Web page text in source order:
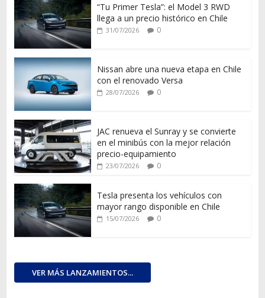
“Tu Primer Tesla”: el Model 3 RWD
llega a un precio histórico en Chile
31/07/2026 0
Nissan abre una nueva etapa en Chile
con el renovado Versa
28/07/2026 0
JAC renueva el Sunray y se convierte
en el minibús con la mejor relación
precio-equipamiento
23/07/2026 0
Tesla presenta los vehículos con
mayor rango disponible en Chile
15/07/2026 0
VER MÁS LANZAMIENTOS...